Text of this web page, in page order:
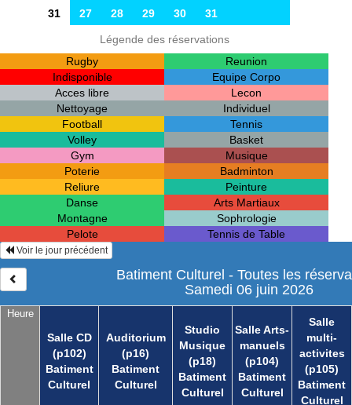
31
27 28 29 30 31
Légende des réservations
Rugby
Reunion
Indisponible
Equipe Corpo
Acces libre
Lecon
Nettoyage
Individuel
Football
Tennis
Volley
Basket
Gym
Musique
Poterie
Badminton
Reliure
Peinture
Danse
Arts Martiaux
Montagne
Sophrologie
Pelote
Tennis de Table
Heure
Salle CD
(p102)
Batiment
Culturel
Auditorium
(p16)
Batiment
Culturel
Studio
Musique
(p18)
Batiment
Culturel
Salle Arts-
manuels
(p104)
Batiment
Culturel
Salle
multi-
activites
(p105)
Batiment
Culturel
Voir le jour précédent
Batiment Culturel - Toutes les
Samedi 06 juin 2026